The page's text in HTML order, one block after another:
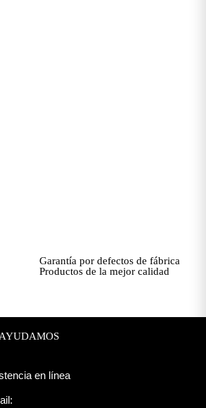
Garantía por defectos de fábrica
Productos de la mejor calidad
en línea